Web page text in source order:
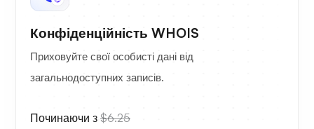
Конфіденційність WHOIS
Приховуйте свої особисті дані від
загальнодоступних записів.
Починаючи з $6.25